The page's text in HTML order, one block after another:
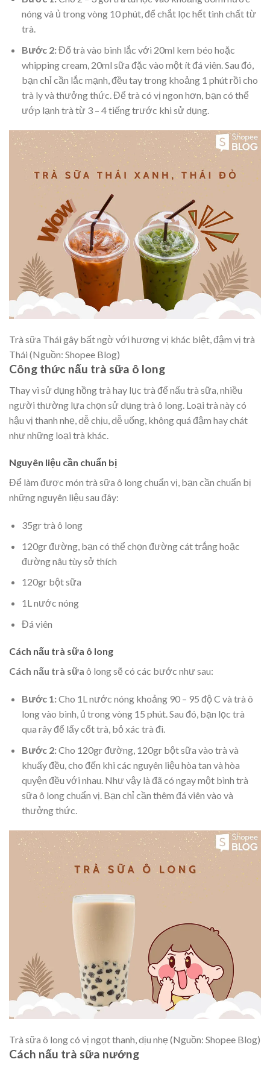
nóng và ủ trong vòng 10 phút, để chắt lọc hết tinh chất từ
trà.
Bước 2:Đổ trà vào bình lắc với 20ml kem béo hoặc
whipping cream, 20ml sữa đặc vào một ít đá viên. Sau đó,
bạn chỉ cần lắc mạnh, đều tay trong khoảng 1 phút rồi cho
trà ly và thưởng thức. Để trà có vị ngon hơn, bạn có thể
ướp lạnh trà từ 3 – 4 tiếng trước khi sử dụng.
Trà sữa Thái gây bất ngờ với hương vị khác biệt, đậm vị trà
Thái (Nguồn: Shopee Blog)
Công thức nấu trà sữa ô long
Thay vì sử dụng hồng trà hay lục trà để nấu trà sữa, nhiều
người thường lựa chọn sử dụng trà ô long. Loại trà này có
hậu vị thanh nhẹ, dễ chịu, dễ uống, không quá đậm hay chát
như những loại trà khác.
Nguyên liệu cần chuẩn bị
Để làm được món trà sữa ô long chuẩn vị, bạn cần chuẩn bị
những nguyên liệu sau đây:
35gr trà ô long
120gr đường, bạn có thể chọn đường cát trắng hoặc
đường nâu tùy sở thích
120gr bột sữa
1L nước nóng
Đá viên
Cách nấu trà sữa ô long
Cách nấu trà sữa ô long sẽ có các bước như sau:
Bước 1:Cho 1L nước nóng khoảng 90 – 95 độ C và trà ô
long vào bình, ủ trong vòng 15 phút. Sau đó, bạn lọc trà
qua rây để lấy cốt trà, bỏ xác trà đi.
Bước 2:Cho 120gr đường, 120gr bột sữa vào trà và
khuấy đều, cho đến khi các nguyên liệu hòa tan và hòa
quyện đều với nhau. Như vậy là đã có ngay một bình trà
sữa ô long chuẩn vị. Bạn chỉ cần thêm đá viên vào và
thưởng thức.
Trà sữa ô long có vị ngọt thanh, dịu nhẹ (Nguồn: Shopee Blog)
Cách nấu trà sữa nướng